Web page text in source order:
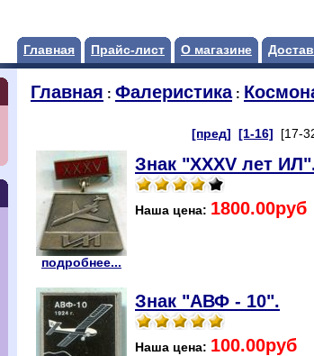
Главная Прайс-лист О магазине
Главная : Фалеристика:
[пред] [1-16] [17-
подробнее...
Знак "XXXV лет
Наша цена: 1800.00руб
Знак "АВФ - 10".
Наша цена: 100.00руб